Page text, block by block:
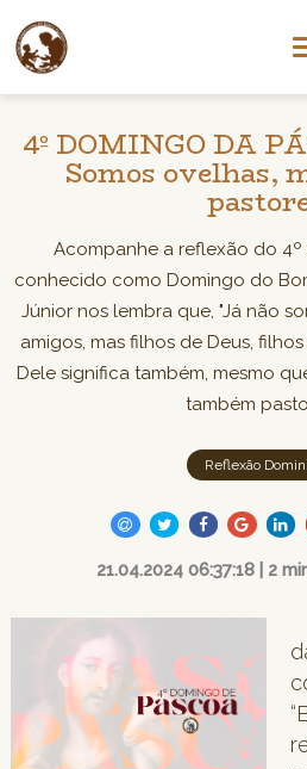
4º DOMINGO DA
Somos ovelhas,
Acompanhe a reflexão do
conhecido como Domingo do
Júnior nos lembra que, "Já não
amigos, mas filhos de Deus,
Dele significa também, mesmo
também
Reflexão
21.04.2024 06:37:18 | 2